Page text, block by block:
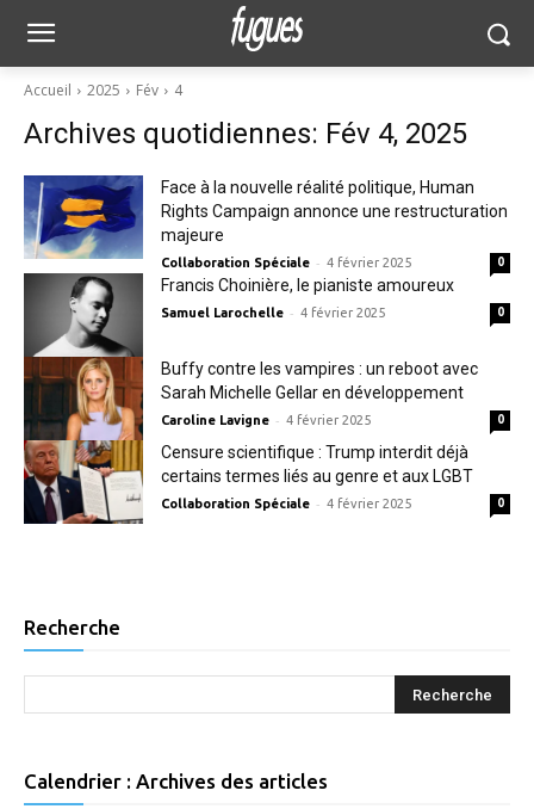
Accueil 2025 Fév 4
Archives quotidiennes: Fév 4, 2025
Face à la nouvelle réalité politique, Human
Rights Campaign annonce une restructuration
majeure
Collaboration Spéciale - 4 février 2025 0
Francis Choinière, le pianiste amoureux
Samuel Larochelle - 4 février 2025 0
Buffy contre les vampires : un reboot avec
Sarah Michelle Gellar en développement
Caroline Lavigne - 4 février 2025 0
Censure scientifique : Trump interdit déjà
certains termes liés au genre et aux LGBT
Collaboration Spéciale - 4 février 2025 0
Recherche
Calendrier : Archives des articles